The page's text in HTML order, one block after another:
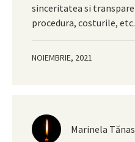
sinceritatea si
procedura, costurile,
NOIEMBRIE, 2021
Marinela